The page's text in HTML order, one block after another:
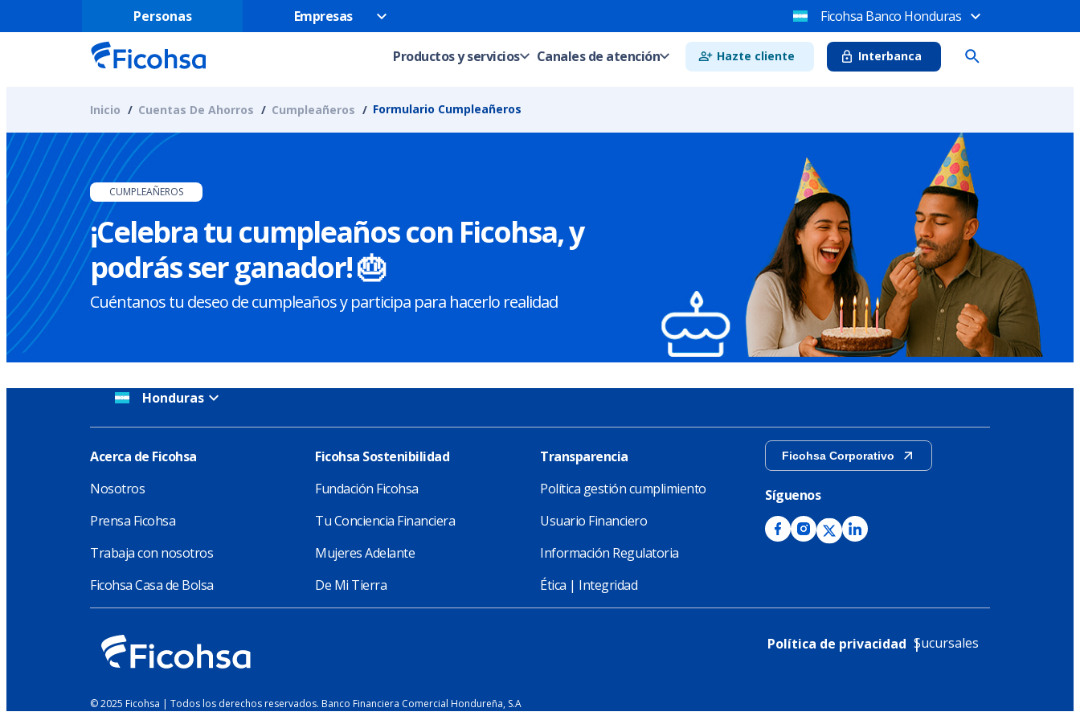
Personas Empresas Ficohsa Banco Honduras
Productos y servicios Canales de atención Hazte cliente Interbanca
Inicio Cuentas De Ahorros Cumpleañeros Formulario Cumpleañeros
CUMPLEAÑEROS
¡Celebra tu cumpleaños con Ficohsa, y
podrás ser ganador! 🎂
Cuéntanos tu deseo de cumpleaños y participa para hacerlo realidad
Honduras
Acerca de Ficohsa
Nosotros
Prensa Ficohsa
Trabaja con nosotros
Ficohsa Casa de Bolsa
Ficohsa Sostenibilidad
Fundación Ficohsa
Tu Conciencia Financiera
Mujeres Adelante
De Mi Tierra
Transparencia
Política gestión cumplimiento
Usuario Financiero
Información Regulatoria
Ética | Integridad
Ficohsa Corporativo
Síguenos
Política de privacidad Sucursales
© 2025 Ficohsa | Todos los derechos reservados. Banco Financiera Comercial Hondureña, S.A